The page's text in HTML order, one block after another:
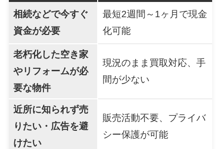
相続などで今すぐ
資金が必要
最短2週間～1ヶ月で現金
化可能
老朽化した空き家
やリフォームが必
要な物件
現況のまま買取対応、手
間が少ない
近所に知られず売
りたい・広告を避
けたい
販売活動不要、プライバ
シー保護が可能